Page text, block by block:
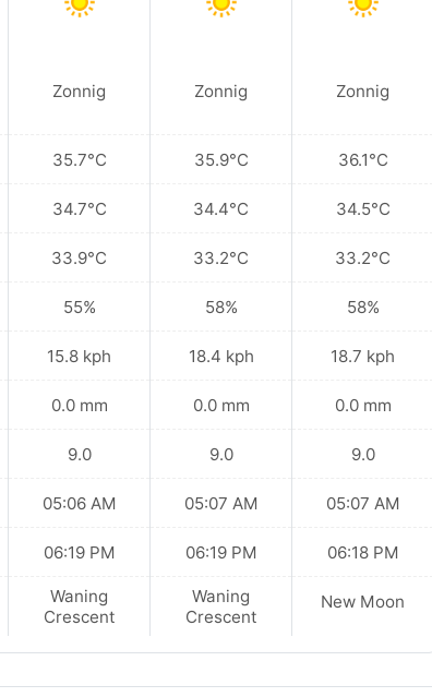
Zonnig
35.7°C
34.7°C
33.9°C
55%
15.8 kph
0.0 mm
9.0
05:06 AM
06:19 PM
Waning
Crescent
Zonnig
35.9°C
34.4°C
33.2°C
58%
18.4 kph
0.0 mm
9.0
05:07 AM
06:19 PM
Waning
Crescent
Zonnig
36.1°C
34.5°C
33.2°C
58%
18.7 kph
0.0 mm
9.0
05:07 AM
06:18 PM
New Moon